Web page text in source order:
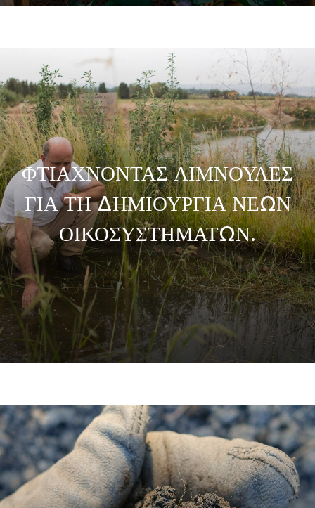
ΦΤΙΑΧΝΟΝΤΑΣ ΛΙΜΝΟΥΛΕΣ
ΓΙΑ ΤΗ ΔΗΜΙΟΥΡΓΙΑ ΝΕΩΝ
ΟΙΚΟΣΥΣΤΗΜΑΤΩΝ.